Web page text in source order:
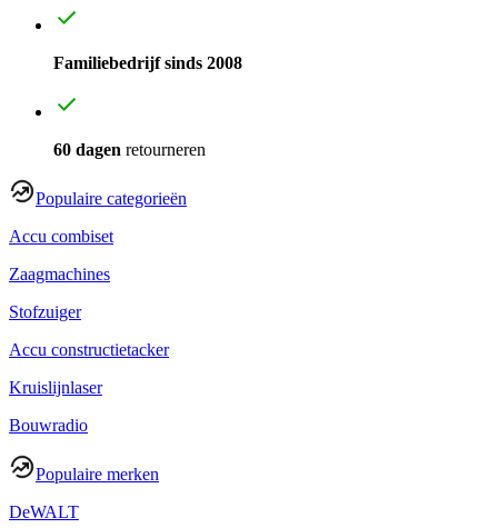
Familiebedrijf sinds 2008
60 dagen retourneren
Populaire categorieën
Accu combiset
Zaagmachines
Stofzuiger
Accu constructietacker
Kruislijnlaser
Bouwradio
Populaire merken
DeWALT